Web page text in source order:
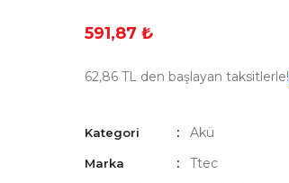
591,87 ₺
62,86 TL den başlayan taksitlerle!
Kategori Akü
Marka Ttec